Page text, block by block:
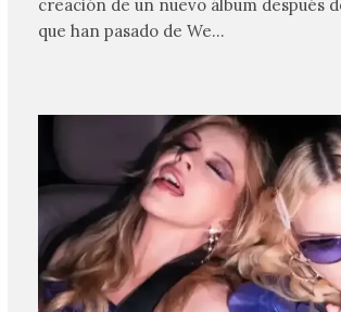
creación de un nuevo álbum después
que han pasado de We…